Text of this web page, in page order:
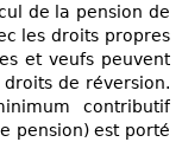
de la pension de
les droits propres
et veufs peuvent
de réversion.
contributif
pension) est porté